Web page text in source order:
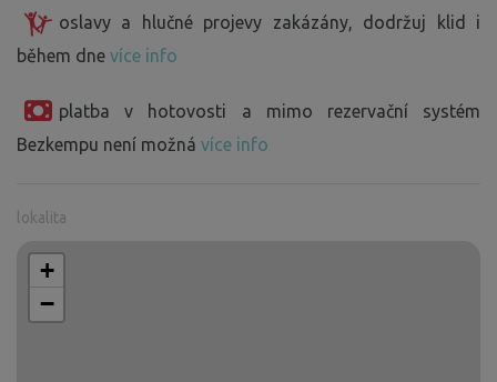
oslavy a hlučné projevy zakázány, dodržuj klid i
během dne více info
platba v hotovosti a mimo rezervační systém
Bezkempu není možná více info
lokalita
+
−